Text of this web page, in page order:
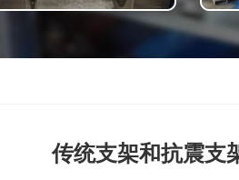
传统支架和抗震支